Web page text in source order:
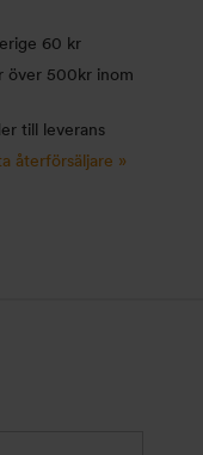
60 kr
över 500kr inom
till leverans
återförsäljare »